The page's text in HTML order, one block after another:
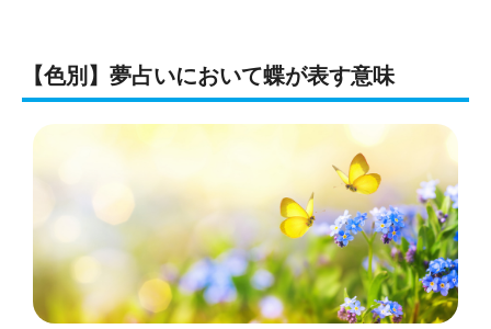
【色別】夢占いにおいて蝶が表す意味